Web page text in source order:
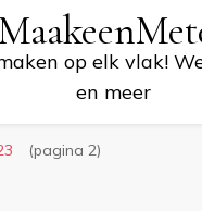
op elk vlak!
en meer
(pagina 2)